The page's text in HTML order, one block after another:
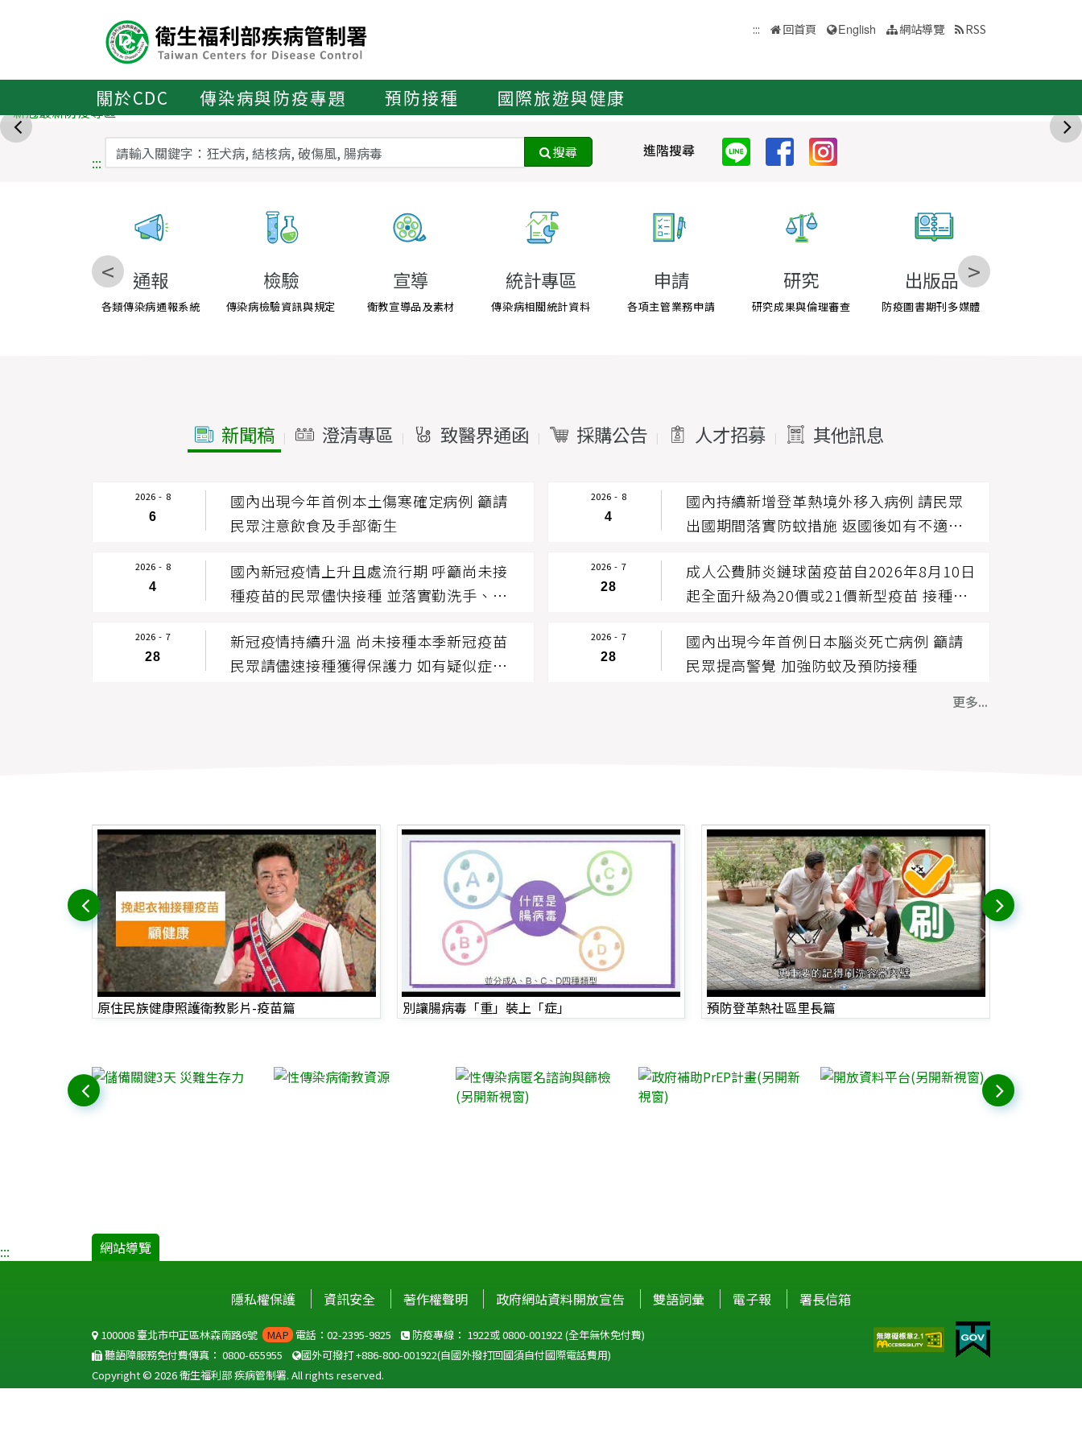
區
::: 回首頁 English 網站導覽 RSS
關於CDC 傳染病與防疫專題 預防接種 國際旅遊與健康
:::
搜尋 進階搜尋
通報
各類傳染病通報系統
檢驗
傳染病檢驗資訊與規定
宣導
衛教宣導品及素材
統計專區
傳染病相關統計資料
申請
各項主管業務申請
研究
研究成果與倫理審查
出版品
防疫圖書期刊多媒體
< >
新聞稿 | 澄清專區 | 致醫界通函 | 採購公告 | 人才招募 | 其他訊息
2026 - 8
6
國內出現今年首例本土傷寒確定病例 籲請
民眾注意飲食及手部衛生
2026 - 8
4
國內持續新增登革熱境外移入病例 請民眾
出國期間落實防蚊措施 返國後如有不適症
2026 - 8
4
國內新冠疫情上升且處流行期 呼籲尚未接
種疫苗的民眾儘快接種 並落實勤洗手、戴
2026 - 7
28
成人公費肺炎鏈球菌疫苗自2026年8月10日
起全面升級為20價或21價新型疫苗 接種「1
2026 - 7
28
新冠疫情持續升溫 尚未接種本季新冠疫苗
民眾請儘速接種獲得保護力 如有疑似症狀
2026 - 7
28
國內出現今年首例日本腦炎死亡病例 籲請
民眾提高警覺 加強防蚊及預防接種
更多...
原住民族健康照護衛教影片-疫苗篇 別讓腸病毒「重」裝上「症」 預防登革熱社區里長篇
::: 網站導覽
隱私權保護 資訊安全 著作權聲明 政府網站資料開放宣告 雙語詞彙 電子報 署長信箱
100008 臺北市中正區林森南路6號 MAP 電話：02-2395-9825 防疫專線： 1922或0800-001922(全年無休免付費)
聽語障服務免付費傳真： 0800-655955 國外可撥打+886-800-001922(自國外撥打回國須自付國際電話費用)
Copyright © 2026 衛生福利部 疾病管制署. All rights reserved.